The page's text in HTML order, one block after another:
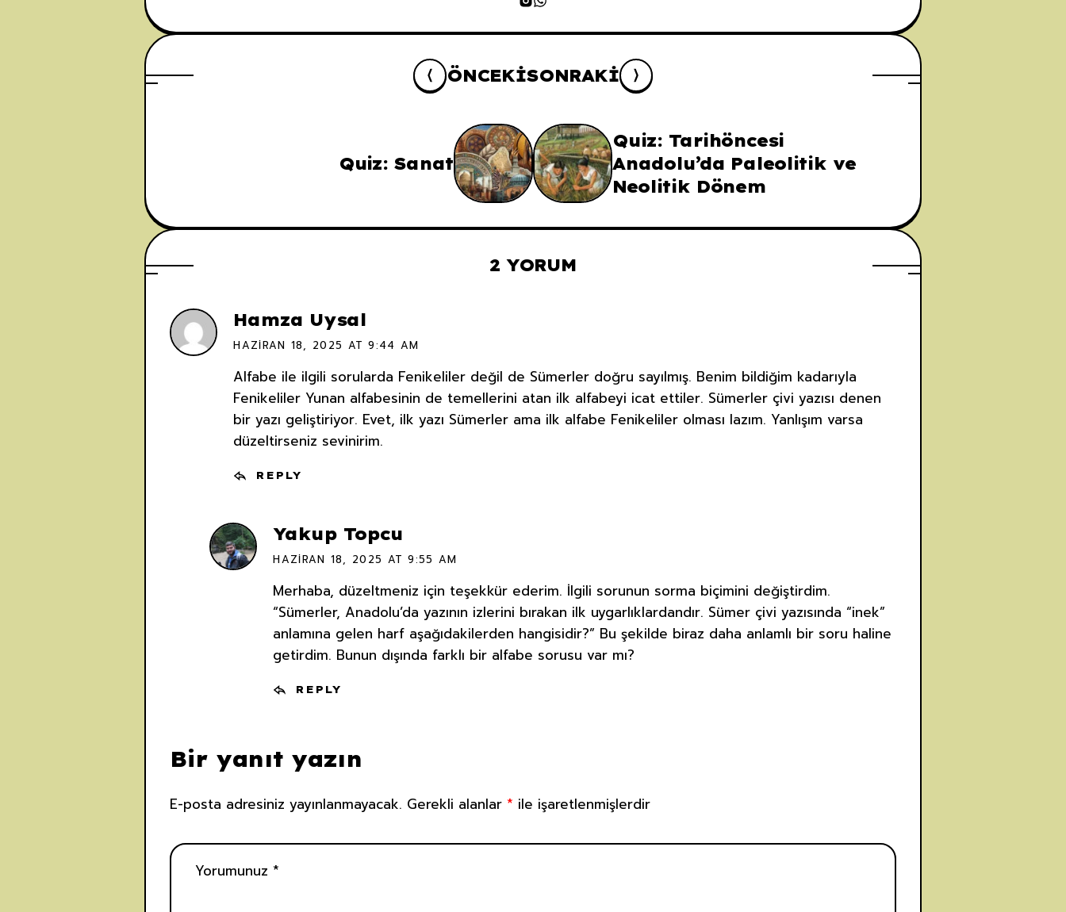
ÖNCEKISONRAKI
Quiz: Sanat
Quiz: Tarihöncesi
Anadolu’da Paleolitik ve
Neolitik Dönem
2 YORUM
Hamza Uysal
HAZIRAN 18, 2025 AT 9:44 AM
Alfabe ile ilgili sorularda Fenikeliler değil de Sümerler doğru sayılmış. Benim bildiğim kadarıyla
Fenikeliler Yunan alfabesinin de temellerini atan ilk alfabeyi icat ettiler. Sümerler çivi yazısı denen
bir yazı geliştiriyor. Evet, ilk yazı Sümerler ama ilk alfabe Fenikeliler olması lazım. Yanlışım varsa
düzeltirseniz sevinirim.
REPLY
Yakup Topcu
HAZIRAN 18, 2025 AT 9:55 AM
Merhaba, düzeltmeniz için teşekkür ederim. İlgili sorunun sorma biçimini değiştirdim.
“Sümerler, Anadolu’da yazının izlerini bırakan ilk uygarlıklardandır. Sümer çivi yazısında “inek”
anlamına gelen harf aşağıdakilerden hangisidir?” Bu şekilde biraz daha anlamlı bir soru haline
getirdim. Bunun dışında farklı bir alfabe sorusu var mı?
REPLY
Bir yanıt yazın
E-posta adresiniz yayınlanmayacak. Gerekli alanlar * ile işaretlenmişlerdir